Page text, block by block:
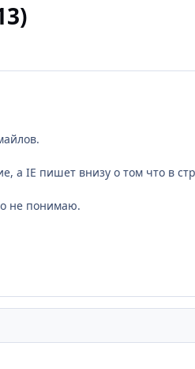
а IE пишет внизу о том что в
не понимаю.